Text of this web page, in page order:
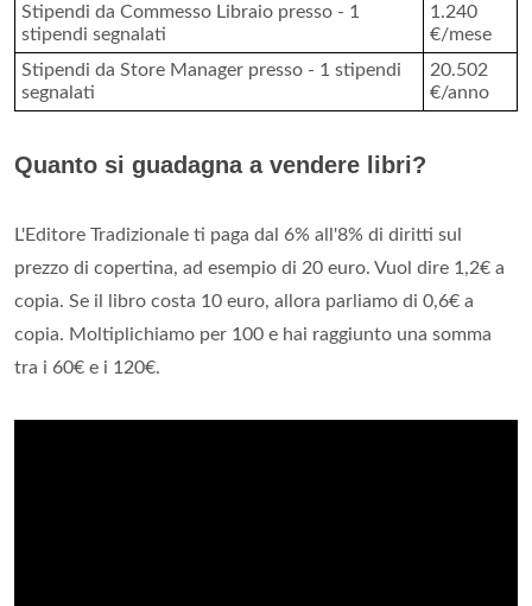
Stipendi da Commesso Libraio presso - 1
stipendi segnalati
1.240
€/mese
Stipendi da Store Manager presso - 1 stipendi
segnalati
20.502
€/anno
Quanto si guadagna a vendere libri?
L'Editore Tradizionale ti paga dal 6% all'8% di diritti sul
prezzo di copertina, ad esempio di 20 euro. Vuol dire 1,2€ a
copia. Se il libro costa 10 euro, allora parliamo di 0,6€ a
copia. Moltiplichiamo per 100 e hai raggiunto una somma
tra i 60€ e i 120€.